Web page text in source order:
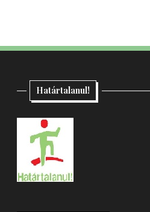
Határtalanul!